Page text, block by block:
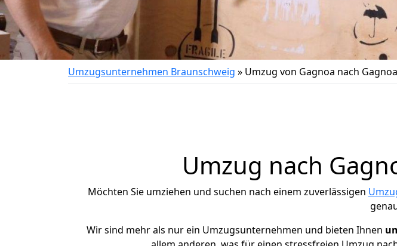
Umzugsunternehmen Braunschweig » Umzug von Gagnoa nach Gagnoa
Umzug nach
Möchten Sie umziehen und suchen nach einem zuverlässigen
Wir sind mehr als nur ein Umzugsunternehmen und bieten Ihnen